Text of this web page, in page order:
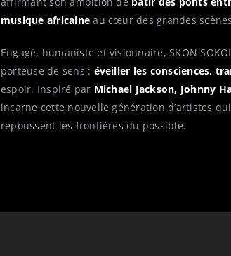
musique africaine au cœur des grandes
Engagé, humaniste et visionnaire, SKON
porteuse de sens : éveiller les consciences,
espoir. Inspiré par Michael Jackson, Johnny
incarne cette nouvelle génération d’artistes
repoussent les frontières du possible.